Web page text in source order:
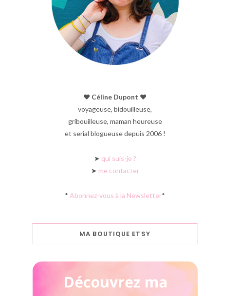
♥︎ Céline Dupont ♥︎
voyageuse, bidouilleuse,
gribouilleuse, maman heureuse
et serial blogueuse depuis 2006 !
➤ qui suis-je ?
➤ me contacter
* Abonnez-vous à la Newsletter*
MA BOUTIQUE ETSY